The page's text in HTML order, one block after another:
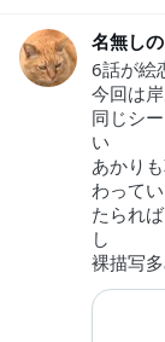
名無し
6話が絵
今回は
同じシ
い
あかり
わって
たられ
し
裸描写